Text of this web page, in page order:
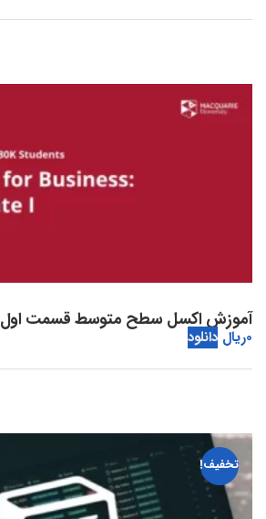
آموزش اکسل سطح متوسط قسمت اول
0ریال دانلود
تخفیف!